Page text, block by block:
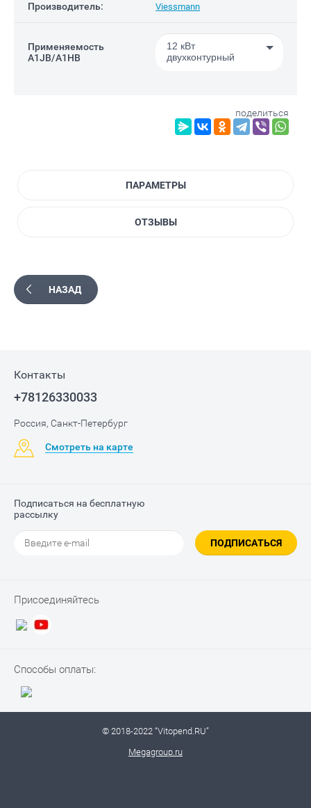
Производитель: Viessmann
Применяемость
A1JB/A1HB
12 кВт
двухконтурный
поделиться
ПАРАМЕТРЫ
ОТЗЫВЫ
НАЗАД
Контакты
+78126330033
Россия, Санкт-Петербург
Смотреть на карте
Подписаться на бесплатную
рассылку
ПОДПИСАТЬСЯ
Присоединяйтесь
Способы оплаты:
© 2018-2022 “Vitopend.RU”
Megagroup.ru